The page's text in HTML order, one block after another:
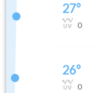
27°
0
26°
0